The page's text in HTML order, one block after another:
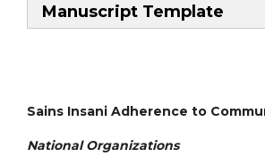
Manuscript Template
Sains Insani Adherence to
National Organizations